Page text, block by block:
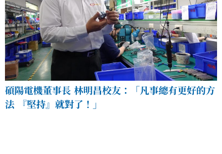
碩陽電機董事長 林明昌校友：「凡事總有更好的方
法 『堅持』就對了！」